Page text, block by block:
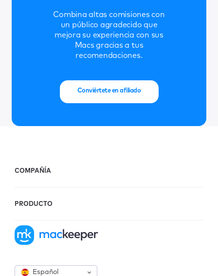
Combina altas comisiones con
un público agradecido que
mejora su experiencia con sus
Macs gracias a tus
recomendaciones.
Conviértete en afiliado
Español
COMPAÑÍA
PRODUCTO